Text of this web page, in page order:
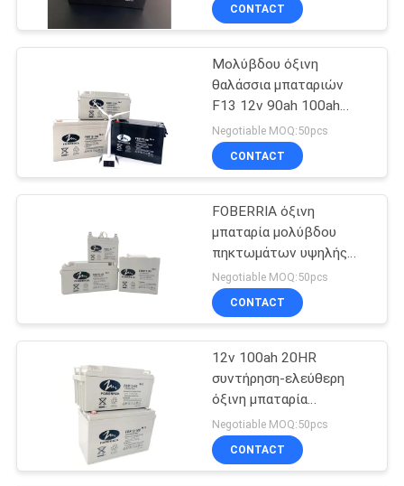
ΠΟΙΟΤΙΚΌΣ
ΜΑΣ
ΕΛΆΤΕ
ΣΕ
ΠΕΡΙΠΤΏΣΕΙΣ
ηλιακή όξινη
μπαταρία
μολύβδου
Όξινη μπαταρία
μολύβδου UPS
14
CONTACT
Μολύβδου όξινη
θαλάσσια μπαταριών
F13 12v 90ah 100ah
βαθιά κύκλων μπαταρία
πηκτωμάτων
συντήρησης ελεύθερη
Negotiable MOQ:50pcs
CONTACT
FOBERRIA όξινη
μπαταρία μολύβδου
πηκτωμάτων υψηλής
ικανότητας CE 12V33Ah
12V38Ah
Negotiable MOQ:50pcs
CONTACT
12v 100ah 20HR
συντήρηση-ελεύθερη
όξινη μπαταρία
μολύβδου μπαταριών
ηλιακή για το σύστημα
solor
Negotiable MOQ:50pcs
CONTACT